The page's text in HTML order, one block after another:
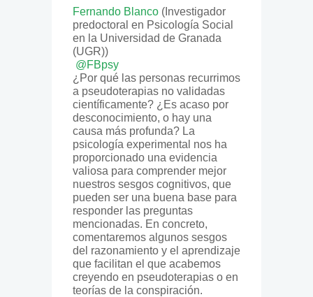
Fernando Blanco (Investigador
predoctoral en Psicología Social
en la Universidad de Granada
(UGR))
@FBpsy
¿Por qué las personas recurrimos
a pseudoterapias no validadas
científicamente? ¿Es acaso por
desconocimiento, o hay una
causa más profunda? La
psicología experimental nos ha
proporcionado una evidencia
valiosa para comprender mejor
nuestros sesgos cognitivos, que
pueden ser una buena base para
responder las preguntas
mencionadas. En concreto,
comentaremos algunos sesgos
del razonamiento y el aprendizaje
que facilitan el que acabemos
creyendo en pseudoterapias o en
teorías de la conspiración.